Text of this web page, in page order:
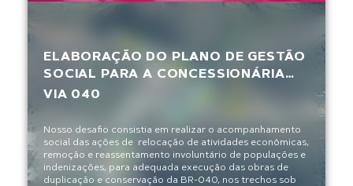
ELABORAÇÃO DO PLANO DE GESTÃO
SOCIAL PARA A CONCESSIONÁRIA
BR-040 S/A
VIA 040
Nosso desafio consistia em realizar o acompanhamento
social das ações de relocação de atividades econômicas,
remoção e reassentamento involuntário de populações e
indenizações, para adequada execução das obras de
duplicação e conservação da BR-040, nos trechos sob